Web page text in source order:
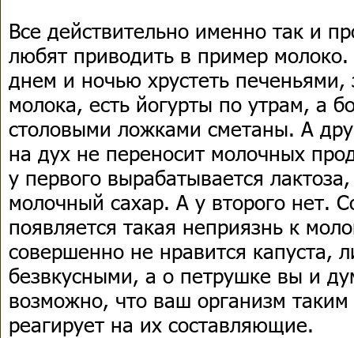
Все действительно именно так и
любят приводить в пример
днем и ночью хрустеть печеньями,
молока, есть йогурты по утрам, а
столовыми ложками сметаны. А
на дух не переносит молочных
у первого вырабатывается
молочный сахар. А у второго нет.
появляется такая неприязнь к
совершенно не нравится капуста,
безвкусными, а о петрушке вы и
возможно, что ваш организм
реагирует на их составляющие.